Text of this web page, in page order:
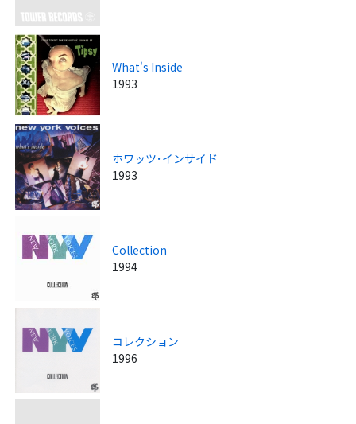
What's Inside
1993
ホワッツ･インサイド
1993
Collection
1994
コレクション
1996